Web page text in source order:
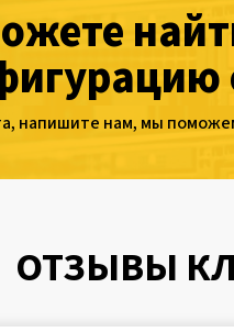
напишите нам, мы
ОТЗЫВЫ